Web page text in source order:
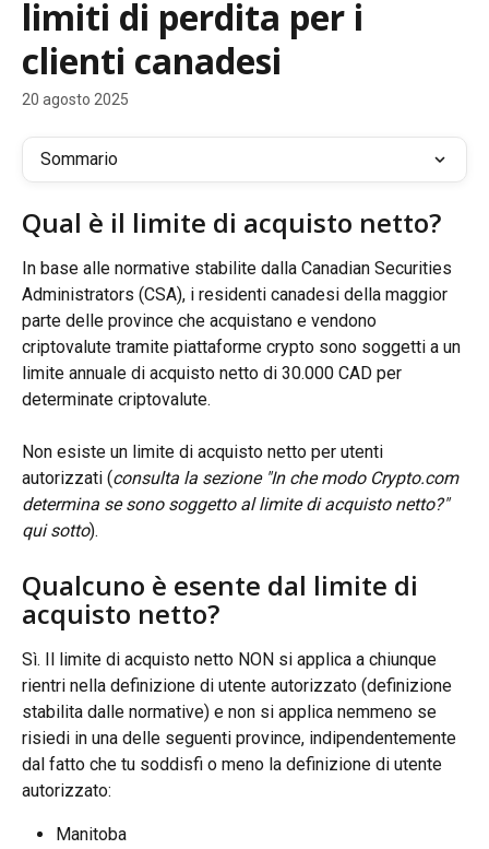
limiti di perdita per i
clienti canadesi
20 agosto 2025
Sommario
Qual è il limite di acquisto netto?
In base alle normative stabilite dalla Canadian Securities
Administrators (CSA), i residenti canadesi della maggior
parte delle province che acquistano e vendono
criptovalute tramite piattaforme crypto sono soggetti a un
limite annuale di acquisto netto di 30.000 CAD per
determinate criptovalute.
Non esiste un limite di acquisto netto per utenti
autorizzati (consulta la sezione "In che modo Crypto.com
determina se sono soggetto al limite di acquisto netto?"
qui sotto).
Qualcuno è esente dal limite di
acquisto netto?
Sì. Il limite di acquisto netto NON si applica a chiunque
rientri nella definizione di utente autorizzato (definizione
stabilita dalle normative) e non si applica nemmeno se
risiedi in una delle seguenti province, indipendentemente
dal fatto che tu soddisfi o meno la definizione di utente
autorizzato:
Manitoba